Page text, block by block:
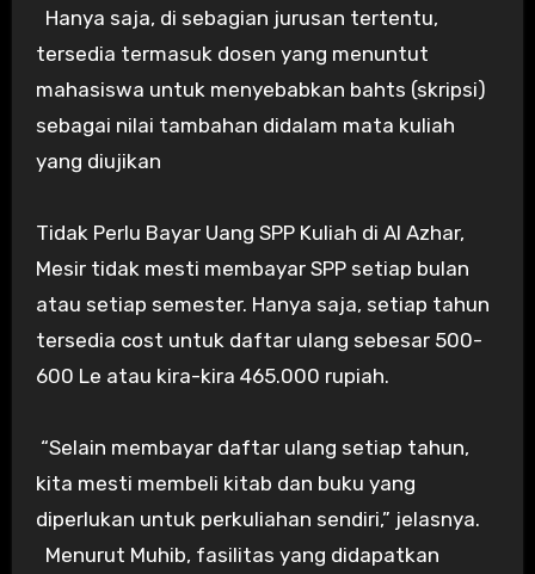
Hanya saja, di sebagian jurusan tertentu,
tersedia termasuk dosen yang menuntut
mahasiswa untuk menyebabkan bahts (skripsi)
sebagai nilai tambahan didalam mata kuliah
yang diujikan
Tidak Perlu Bayar Uang SPP Kuliah di Al Azhar,
Mesir tidak mesti membayar SPP setiap bulan
atau setiap semester. Hanya saja, setiap tahun
tersedia cost untuk daftar ulang sebesar 500-
600 Le atau kira-kira 465.000 rupiah.
“Selain membayar daftar ulang setiap tahun,
kita mesti membeli kitab dan buku yang
diperlukan untuk perkuliahan sendiri,” jelasnya.
Menurut Muhib, fasilitas yang didapatkan